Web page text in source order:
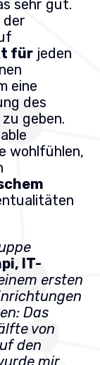
sehr gut.
der
für jeden
eine
des
geben.
wohlfühlen,
IT-
ersten
Das
von
den
mir